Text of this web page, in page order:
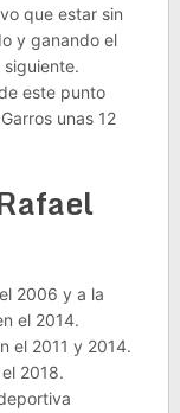
que estar sin
y ganando el
siguiente.
este punto
unas 12
2006 y a la
el 2014.
el 2011 y 2014.
2018.